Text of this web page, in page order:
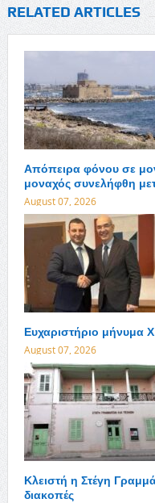
RELATED ARTICLES
Απόπειρα φόνου σε
μοναχός συνελήφθη
August 07, 2026
Ευχαριστήριο μήνυμα
August 07, 2026
Κλειστή η Στέγη
διακοπές